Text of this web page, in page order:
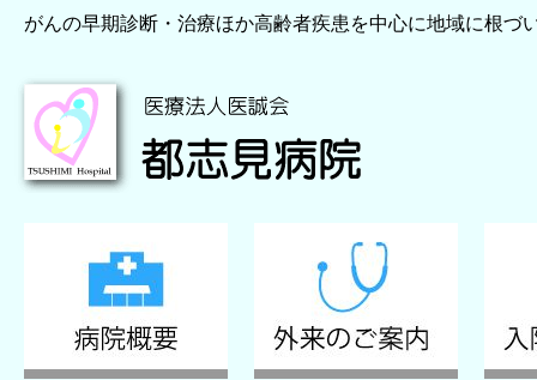
がんの早期診断・治療ほか高齢者疾患を中心に地域に根づ